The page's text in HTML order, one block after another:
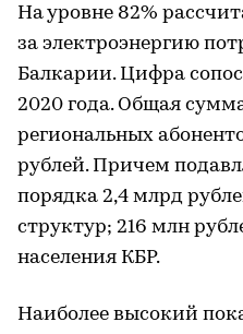
На уровне 82%
за электроэнергию
Балкарии. Цифра
2020 года. Общая
региональных
рублей. Причем
порядка 2,4 млрд
структур; 216 млн
населения КБР.
Наиболее высокий